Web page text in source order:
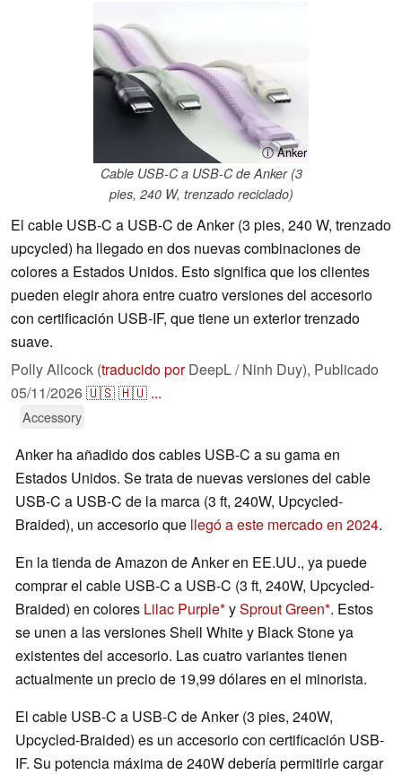
ⓘ Anker
Cable USB-C a USB-C de Anker (3
pies, 240 W, trenzado reciclado)
El cable USB-C a USB-C de Anker (3 pies, 240 W, trenzado
upcycled) ha llegado en dos nuevas combinaciones de
colores a Estados Unidos. Esto significa que los clientes
pueden elegir ahora entre cuatro versiones del accesorio
con certificación USB-IF, que tiene un exterior trenzado
suave.
Polly Allcock (traducido porDeepL / Ninh Duy), Publicado
05/11/2026🇺🇸🇭🇺 ...
Accessory
Anker ha añadido dos cables USB-C a su gama en
Estados Unidos. Se trata de nuevas versiones del cable
USB-C a USB-C de la marca (3 ft, 240W, Upcycled-
Braided), un accesorio que llegó a este mercado en 2024.
En la tienda de Amazon de Anker en EE.UU., ya puede
comprar el cable USB-C a USB-C (3 ft, 240W, Upcycled-
Braided) en colores Lilac Purple ySprout Green . Estos
se unen a las versiones Shell White y Black Stone ya
existentes del accesorio. Las cuatro variantes tienen
actualmente un precio de 19,99 dólares en el minorista.
El cable USB-C a USB-C de Anker (3 pies, 240W,
Upcycled-Braided) es un accesorio con certificación USB-
IF. Su potencia máxima de 240W debería permitirle cargar